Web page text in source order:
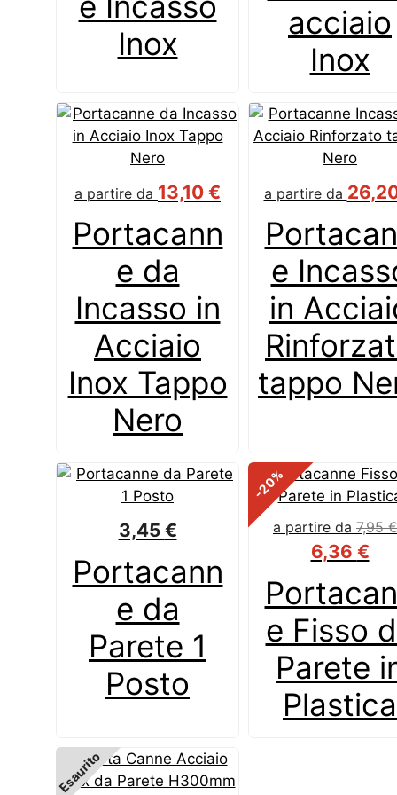
Inox
acciaio
Inox
Portacann
e da
Incasso in
Acciaio
Inox Tappo
Nero
a partire da 13,10 €
e
in
tappo
a partire da
Portacann
e da
Parete 1
Posto
3,45 €
-20
%
e Fisso
Parete
Plastica
a partire da 7,95€
6,36 €
Esaurito